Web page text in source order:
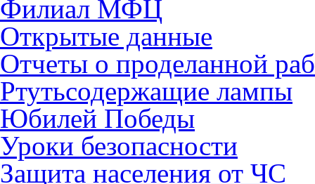
Филиал МФЦ
Открытые данные
Отчеты о проделанной
Ртутьсодержащие лампы
Юбилей Победы
Уроки безопасности
Защита населения от ЧС